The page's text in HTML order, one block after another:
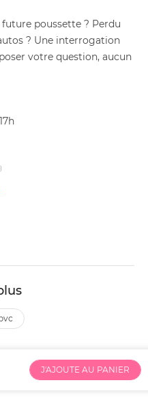
poussette ? Perdu
? Une interrogation
votre question, aucun
J'AJOUTE AU PANIER